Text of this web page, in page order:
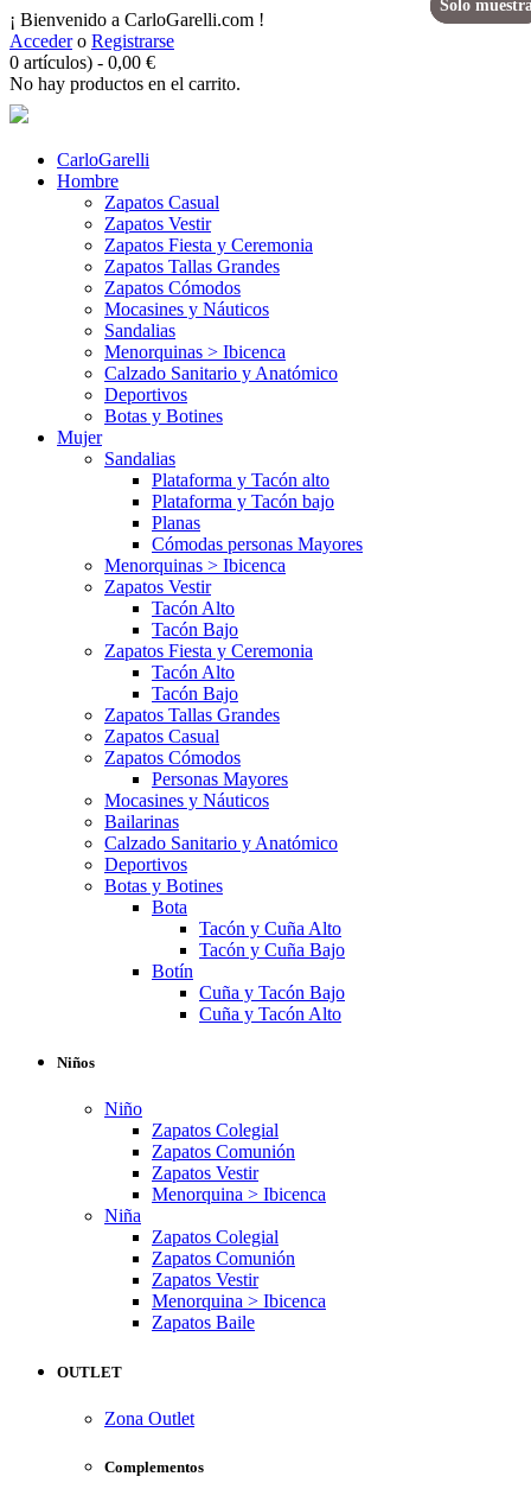
¡ Bienvenido a CarloGarelli.com !
Accedero Registrarse
0 artículos) - 0,00 €
No hay productos en el carrito.
CarloGarelli
Hombre
Zapatos Casual
Zapatos Vestir
Zapatos Fiesta y Ceremonia
Zapatos Tallas Grandes
Zapatos Cómodos
Mocasines y Náuticos
Sandalias
Menorquinas > Ibicenca
Calzado Sanitario y Anatómico
Deportivos
Botas y Botines
Mujer
Sandalias
Plataforma y Tacón alto
Plataforma y Tacón bajo
Planas
Cómodas personas Mayores
Menorquinas > Ibicenca
Zapatos Vestir
Tacón Alto
Tacón Bajo
Zapatos Fiesta y Ceremonia
Tacón Alto
Tacón Bajo
Zapatos Tallas Grandes
Zapatos Casual
Zapatos Cómodos
Personas Mayores
Mocasines y Náuticos
Bailarinas
Calzado Sanitario y Anatómico
Deportivos
Botas y Botines
Bota
Tacón y Cuña Alto
Tacón y Cuña Bajo
Botín
Cuña y Tacón Bajo
Cuña y Tacón Alto
Niños
Niño
Zapatos Colegial
Zapatos Comunión
Zapatos Vestir
Menorquina > Ibicenca
Niña
Zapatos Colegial
Zapatos Comunión
Zapatos Vestir
Menorquina > Ibicenca
Zapatos Baile
OUTLET
Zona Outlet
Complementos
Solo
Solo
Solo